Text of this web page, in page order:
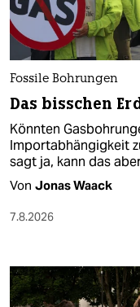
Fossile Bohrungen
Das bisschen
Könnten
Importabhängigkeit
sagt ja, kann das
Von Jonas Waack
7.8.2026